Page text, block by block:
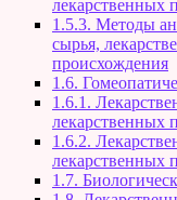
лекарственных
1.5.3. Методы
сырья,
происхождения
1.6.
1.6.1.
лекарственных
1.6.2.
лекарственных
1.7.